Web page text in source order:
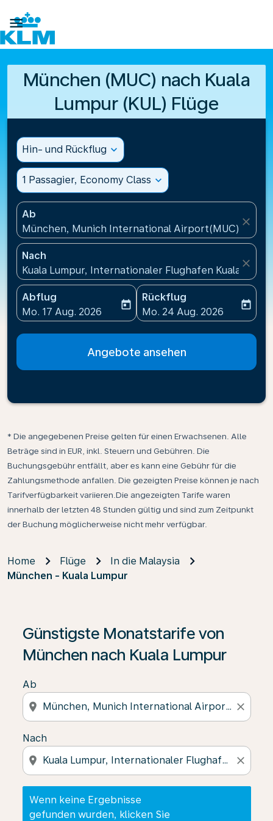

München (MUC) nach Kuala
Lumpur (KUL) Flüge
Hin- und Rückflug expand_more
1 Passagier, Economy Class expand_more
Ab
München, Munich International Airport(MUC),
close
Nach
Kuala Lumpur, Internationaler Flughafen Kuala
close
Abflug
fc-booking-departure-date-aria-label
Mo. 17 Aug. 2026
today
Rückflug
fc-booking-return-date-
Mo. 24 Aug. 2026
today
Angebote ansehen
* Die angegebenen Preise gelten für einen Erwachsenen. Alle
Beträge sind in EUR, inkl. Steuern und Gebühren. Die
Buchungsgebühr entfällt, aber es kann eine Gebühr für die
Zahlungsmethode anfallen. Die gezeigten Preise können je nach
Tarifverfügbarkeit variieren.Die angezeigten Tarife waren
innerhalb der letzten 48 Stunden gültig und sind zum Zeitpunkt
der Buchung möglicherweise nicht mehr verfügbar.
Home Flüge
In die Malaysia
München - Kuala Lumpur
Günstigste Monatstarife von
München nach Kuala Lumpur
Ab
location_on close
Nach
location_on close
Wenn keine Ergebnisse
gefunden wurden, klicken Sie
Wenn keine Ergebnisse gefunden wurden, klicken